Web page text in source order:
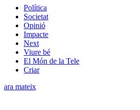
Política
Societat
Opinió
Impacte
Next
Viure bé
El Món de la Tele
Criar
ara mateix